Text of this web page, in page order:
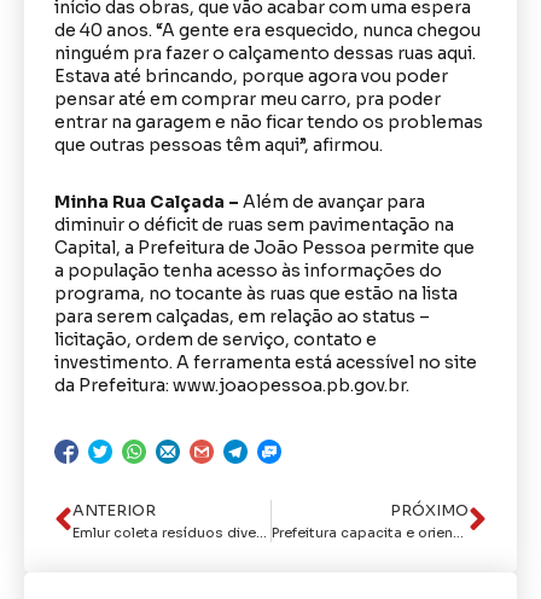
início das obras, que vão acabar com uma espera
de 40 anos. “A gente era esquecido, nunca chegou
ninguém pra fazer o calçamento dessas ruas aqui.
Estava até brincando, porque agora vou poder
pensar até em comprar meu carro, pra poder
entrar na garagem e não ficar tendo os problemas
que outras pessoas têm aqui”, afirmou.
Minha Rua Calçada – Além de avançar para
diminuir o déficit de ruas sem pavimentação na
Capital, a Prefeitura de João Pessoa permite que
a população tenha acesso às informações do
programa, no tocante às ruas que estão na lista
para serem calçadas, em relação ao status –
licitação, ordem de serviço, contato e
investimento. A ferramenta está acessível no site
da Prefeitura: www.joaopessoa.pb.gov.br.
ANTERIOR PRÓXIMO